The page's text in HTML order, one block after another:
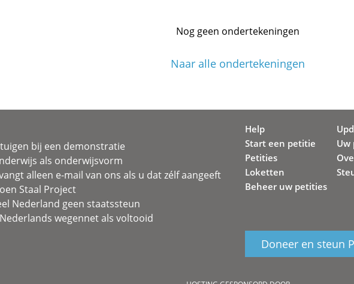
Nog geen ondertekeningen
Naar alle ondertekeningen
bij een demonstratie
als onderwijsvorm
alleen e-mail van ons als u dat zélf aangeeft
Staal Project
Nederland geen staatssteun
wegennet als voltooid
Help
Start een petitie
Petities
Loketten
Beheer uw petities
Uw
Doneer en steun